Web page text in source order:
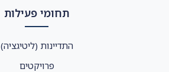
תחומי פעילות
התדיינות (ליטיגציה)
פרויקטים